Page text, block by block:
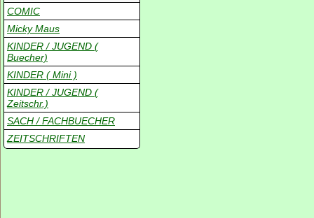
COMIC
Micky Maus
KINDER / JUGEND (
Buecher)
KINDER ( Mini )
KINDER / JUGEND (
Zeitschr.)
SACH / FACHBUECHER
ZEITSCHRIFTEN